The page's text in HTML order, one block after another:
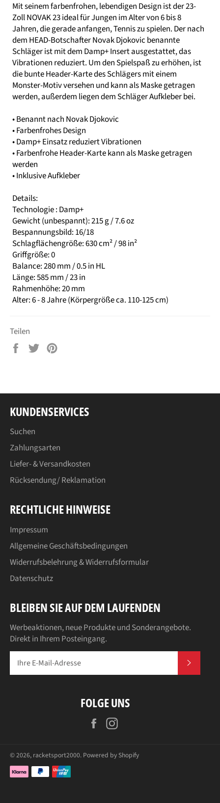
Mit seinem farbenfrohen, lebendigen Design ist der 23-
Zoll NOVAK 23 ideal für Jungen im Alter von 6 bis 8
Jahren, die gerade anfangen, Tennis zu spielen. Der nach
dem HEAD-Botschafter Novak Djokovic benannte
Schläger ist mit dem Damp+ Insert ausgestattet, das
Vibrationen reduziert. Um den Spielspaß zu erhöhen, ist
die bunte Header-Karte des Schlägers mit einem
Monster-Motiv versehen und kann als Maske getragen
werden, außerdem liegen dem Schläger Aufkleber bei.
• Benannt nach Novak Djokovic
• Farbenfrohes Design
• Damp+ Einsatz reduziert Vibrationen
• Farbenfrohe Header-Karte kann als Maske getragen
werden
• Inklusive Aufkleber
Details:
Technologie : Damp+
Gewicht (unbespannt): 215 g / 7.6 oz
Bespannungsbild: 16/18
Schlagflächengröße: 630 cm² / 98 in²
Griffgröße: 0
Balance: 280 mm / 0.5 in HL
Länge: 585 mm / 23 in
Rahmenhöhe: 20 mm
Alter: 6 - 8 Jahre (Körpergröße ca. 110-125 cm)
Teilen
Auf
Auf
KUNDENSERVICES
Suchen
Zahlungsarten
Liefer- & Versandkosten
Rücksendung/ Reklamation
RECHTLICHE HINWEISE
Impressum
Allgemeine Geschäftsbedingungen
Widerrufsbelehrung & Widerrufsformular
Datenschutz
BLEIBEN SIE AUF DEM LAUFENDEN
Werbeaktionen, neue Produkte und Sonderangebote.
Direkt in Ihrem Posteingang.
FOLGE UNS
Facebook
© 2026, racketsport2000. Powered by Shopify
Zahlungsarten